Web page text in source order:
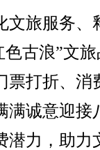
旅服务、
色古浪”文
票打折、消
满诚意迎接
潜力，助力